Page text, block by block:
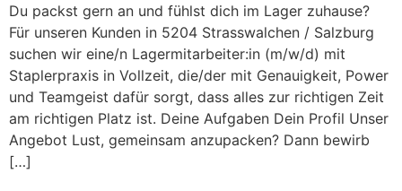
Du packst gern an und fühlst dich im Lager zuhause?
Für unseren Kunden in 5204 Strasswalchen / Salzburg
suchen wir eine/n Lagermitarbeiter:in (m/w/d) mit
Staplerpraxis in Vollzeit, die/der mit Genauigkeit, Power
und Teamgeist dafür sorgt, dass alles zur richtigen Zeit
am richtigen Platz ist. Deine Aufgaben Dein Profil Unser
Angebot Lust, gemeinsam anzupacken? Dann bewirb
[…]